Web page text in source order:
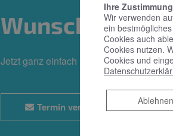
Wunschtermin
Jetzt ganz einfach und bequem Online
Termin vereinbaren
Ihre
Wir verwenden
ein
Cookies auch
Cookies nutzen.
Cookies und
Ablehnen
Ablehnen